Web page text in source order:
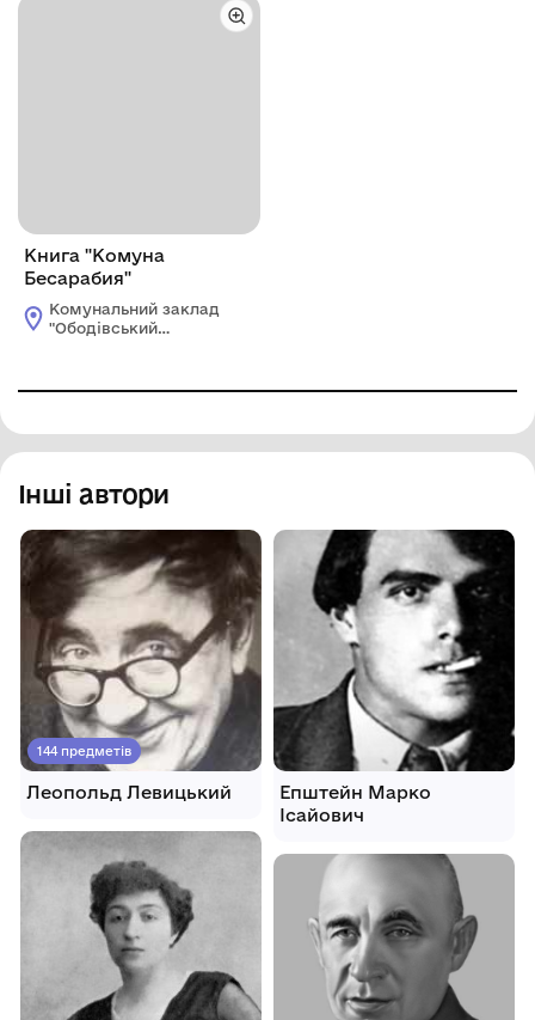
Книга "Комуна
Бесарабия"
Комунальний заклад
"Ободівський
Інші автори
144 предметів
Леопольд Левицький
Епштейн Марко
Ісайович